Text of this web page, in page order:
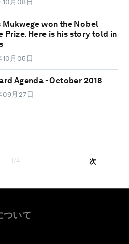
10月08日
Mukwege won the Nobel
Prize. Here is his story told in
10月05日
Agenda - October 2018
09月27日
1/4 次
ついて